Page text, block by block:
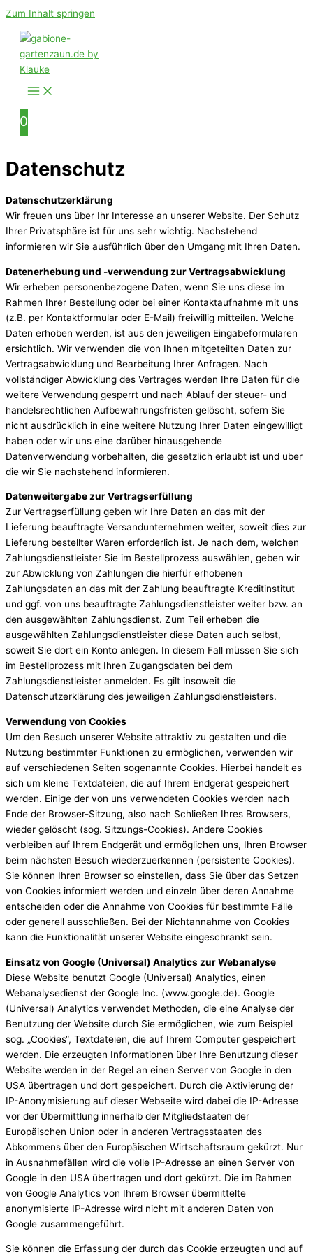
Zum Inhalt springen
0
Datenschutz
Datenschutzerklärung
Wir freuen uns über Ihr Interesse an unserer Website. Der Schutz
Ihrer Privatsphäre ist für uns sehr wichtig. Nachstehend
informieren wir Sie ausführlich über den Umgang mit Ihren Daten.
Datenerhebung und -verwendung zur Vertragsabwicklung
Wir erheben personenbezogene Daten, wenn Sie uns diese im
Rahmen Ihrer Bestellung oder bei einer Kontaktaufnahme mit uns
(z.B. per Kontaktformular oder E-Mail) freiwillig mitteilen. Welche
Daten erhoben werden, ist aus den jeweiligen Eingabeformularen
ersichtlich. Wir verwenden die von Ihnen mitgeteilten Daten zur
Vertragsabwicklung und Bearbeitung Ihrer Anfragen. Nach
vollständiger Abwicklung des Vertrages werden Ihre Daten für die
weitere Verwendung gesperrt und nach Ablauf der steuer- und
handelsrechtlichen Aufbewahrungsfristen gelöscht, sofern Sie
nicht ausdrücklich in eine weitere Nutzung Ihrer Daten eingewilligt
haben oder wir uns eine darüber hinausgehende
Datenverwendung vorbehalten, die gesetzlich erlaubt ist und über
die wir Sie nachstehend informieren.
Datenweitergabe zur Vertragserfüllung
Zur Vertragserfüllung geben wir Ihre Daten an das mit der
Lieferung beauftragte Versandunternehmen weiter, soweit dies zur
Lieferung bestellter Waren erforderlich ist. Je nach dem, welchen
Zahlungsdienstleister Sie im Bestellprozess auswählen, geben wir
zur Abwicklung von Zahlungen die hierfür erhobenen
Zahlungsdaten an das mit der Zahlung beauftragte Kreditinstitut
und ggf. von uns beauftragte Zahlungsdienstleister weiter bzw. an
den ausgewählten Zahlungsdienst. Zum Teil erheben die
ausgewählten Zahlungsdienstleister diese Daten auch selbst,
soweit Sie dort ein Konto anlegen. In diesem Fall müssen Sie sich
im Bestellprozess mit Ihren Zugangsdaten bei dem
Zahlungsdienstleister anmelden. Es gilt insoweit die
Datenschutzerklärung des jeweiligen Zahlungsdienstleisters.
Verwendung von Cookies
Um den Besuch unserer Website attraktiv zu gestalten und die
Nutzung bestimmter Funktionen zu ermöglichen, verwenden wir
auf verschiedenen Seiten sogenannte Cookies. Hierbei handelt es
sich um kleine Textdateien, die auf Ihrem Endgerät gespeichert
werden. Einige der von uns verwendeten Cookies werden nach
Ende der Browser-Sitzung, also nach Schließen Ihres Browsers,
wieder gelöscht (sog. Sitzungs-Cookies). Andere Cookies
verbleiben auf Ihrem Endgerät und ermöglichen uns, Ihren Browser
beim nächsten Besuch wiederzuerkennen (persistente Cookies).
Sie können Ihren Browser so einstellen, dass Sie über das Setzen
von Cookies informiert werden und einzeln über deren Annahme
entscheiden oder die Annahme von Cookies für bestimmte Fälle
oder generell ausschließen. Bei der Nichtannahme von Cookies
kann die Funktionalität unserer Website eingeschränkt sein.
Einsatz von Google (Universal) Analytics zur Webanalyse
Diese Website benutzt Google (Universal) Analytics, einen
Webanalysedienst der Google Inc. (www.google.de). Google
(Universal) Analytics verwendet Methoden, die eine Analyse der
Benutzung der Website durch Sie ermöglichen, wie zum Beispiel
sog. „Cookies“, Textdateien, die auf Ihrem Computer gespeichert
werden. Die erzeugten Informationen über Ihre Benutzung dieser
Website werden in der Regel an einen Server von Google in den
USA übertragen und dort gespeichert. Durch die Aktivierung der
IP-Anonymisierung auf dieser Webseite wird dabei die IP-Adresse
vor der Übermittlung innerhalb der Mitgliedstaaten der
Europäischen Union oder in anderen Vertragsstaaten des
Abkommens über den Europäischen Wirtschaftsraum gekürzt. Nur
in Ausnahmefällen wird die volle IP-Adresse an einen Server von
Google in den USA übertragen und dort gekürzt. Die im Rahmen
von Google Analytics von Ihrem Browser übermittelte
anonymisierte IP-Adresse wird nicht mit anderen Daten von
Google zusammengeführt.
Sie können die Erfassung der durch das Cookie erzeugten und auf